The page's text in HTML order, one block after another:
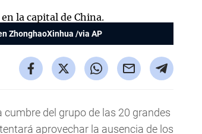
ZhonghaoXinhua /via AP
cumbre del grupo de las 20 grandes
aprovechar la ausencia de los